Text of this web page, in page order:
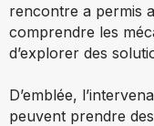
rencontre a permis
comprendre les
d’explorer des
D’emblée,
peuvent prendre